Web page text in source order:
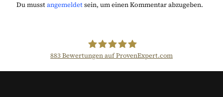
Du musstangemeldetsein, um einen Kommentar abzugeben.
Der Fairsicherungsladen GmbH
883Bewertungen auf ProvenExpert.com